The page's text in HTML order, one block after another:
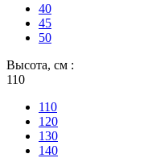
40
45
50
Высота, см :
110
110
120
130
140